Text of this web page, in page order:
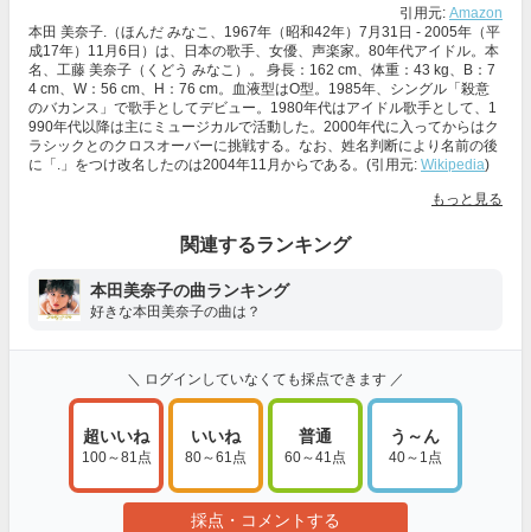
引用元: Amazon
本田 美奈子.（ほんだ みなこ、1967年（昭和42年）7月31日 - 2005年（平
成17年）11月6日）は、日本の歌手、女優、声楽家。80年代アイドル。本
名、工藤 美奈子（くどう みなこ）。 身長：162 cm、体重：43 kg、B：7
4 cm、W：56 cm、H：76 cm。血液型はO型。1985年、シングル「殺意
のバカンス」で歌手としてデビュー。1980年代はアイドル歌手として、1
990年代以降は主にミュージカルで活動した。2000年代に入ってからはク
ラシックとのクロスオーバーに挑戦する。なお、姓名判断により名前の後
に「.」をつけ改名したのは2004年11月からである。(引用元: Wikipedia)
もっと見る
関連するランキング
本田美奈子の曲ランキング
好きな本田美奈子の曲は？
＼ ログインしていなくても採点できます ／
超いいね
100～81点
いいね
80～61点
普通
60～41点
う～ん
40～1点
採点・コメントする